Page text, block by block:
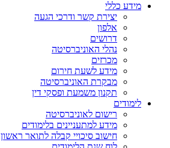
מידע כללי
יצירת קשר ודרכי הגעה
אלפון
דרושים
נהלי האוניברסיטה
מכרזים
מידע לשעת חירום
מבקרת האוניברסיטה
תקנון משמעת ופסקי דין
לימודים
רישום לאוניברסיטה
מידע למתעניינים בלימודים
חישוב סיכויי קבלה לתואר ראשון